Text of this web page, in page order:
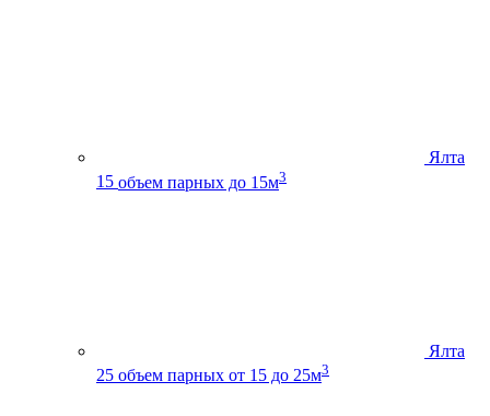
Ялта
15 объем парных до 15м3
Ялта
25 объем парных от 15 до 25м3